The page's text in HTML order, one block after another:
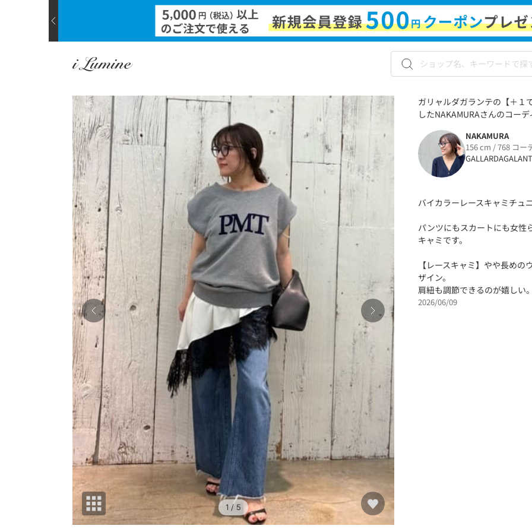
1 / 5
ガリャルダガランテの【＋１
したNAKAMURAさんのコー
NAKAMURA
156 cm / 768 コー
バイカラーレースキャミチュ
パンツにもスカートにも女性
キャミです。
【レースキャミ】やや長め
ザイン。
肩紐も調節できるのが嬉しい
2026/06/09